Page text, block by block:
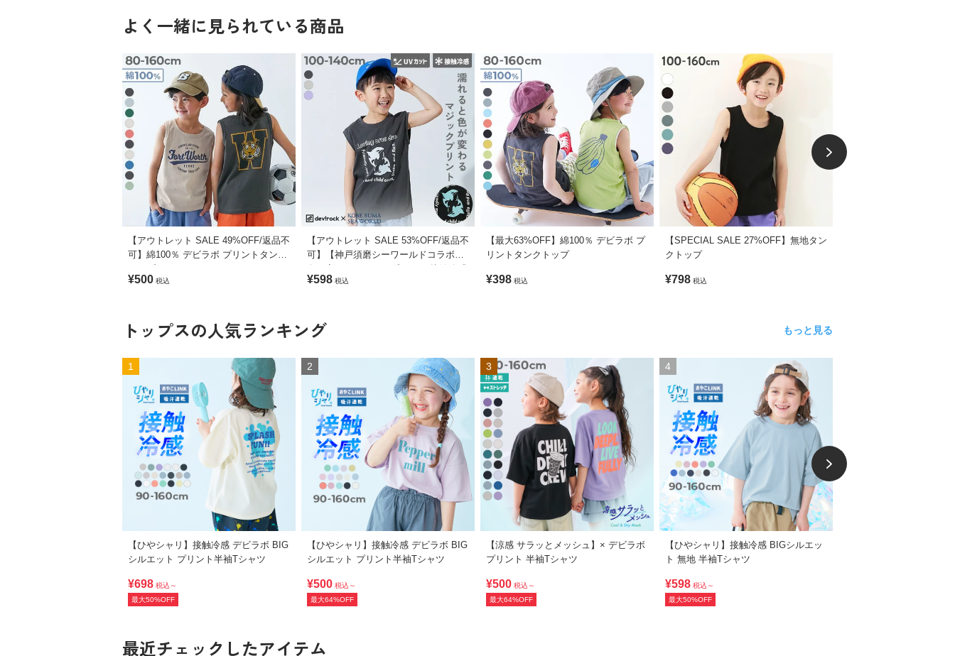
よく一緒に見られている商品
【アウトレット SALE 49%OFF/返品不
可】綿100％ デビラボ プリントタンク
トップ
¥500 税込
【アウトレット SALE 53%OFF/返品不
可】【神戸須磨シーワールドコラボ】
色が変わるマジックプリント 接触冷感
タンクトップ
¥598 税込
【最大63%OFF】綿100％ デビラボ プ
リントタンクトップ
¥398 税込
【SPECIAL SALE 27%OFF】無地タン
クトップ
¥798 税込
トップスの人気ランキング もっと見る
1
【ひやシャリ】接触冷感 デビラボ BIG
シルエット プリント半袖Tシャツ
¥698 税込～
最大50%OFF
2
【ひやシャリ】接触冷感 デビラボ BIG
シルエット プリント半袖Tシャツ
¥500 税込～
最大64%OFF
3
【涼感 サラッとメッシュ】× デビラボ
プリント 半袖Tシャツ
¥500 税込～
最大64%OFF
4
【ひやシャリ】接触冷感 BIGシルエッ
ト 無地 半袖Tシャツ
¥598 税込～
最大50%OFF
最近チェックしたアイテム